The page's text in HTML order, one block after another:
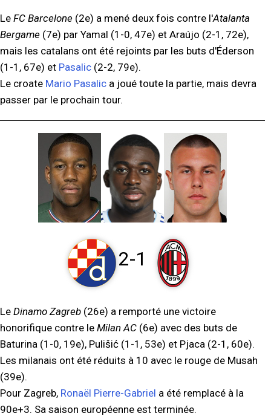
Le FC Barcelone (2e) a mené deux fois contre l'Atalanta
Bergame (7e) par Yamal (1-0, 47e) et Araújo (2-1, 72e),
mais les catalans ont été rejoints par les buts d'Éderson
(1-1, 67e) et Pasalic (2-2, 79e).
Le croate Mario Pasalic a joué toute la partie, mais devra
passer par le prochain tour.
2-1
Le Dinamo Zagreb (26e) a remporté une victoire
honorifique contre le Milan AC (6e) avec des buts de
Baturina (1-0, 19e), Pulišić (1-1, 53e) et Pjaca (2-1, 60e).
Les milanais ont été réduits à 10 avec le rouge de Musah
(39e).
Pour Zagreb, Ronaël Pierre-Gabriel a été remplacé à la
90e+3. Sa saison européenne est terminée.